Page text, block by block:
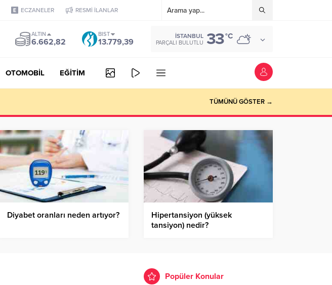
ECZANELER RESMİ İLANLAR
ALTIN
6.662,82
BIST
13.779,39
İSTANBUL
PARÇALI BULUTLU 33°C
OTOMOBİL EĞİTİM
TÜMÜNÜ GÖSTER →
Diyabet oranları neden artıyor?
Hipertansiyon (yüksek
tansiyon) nedir?
Popüler Konular